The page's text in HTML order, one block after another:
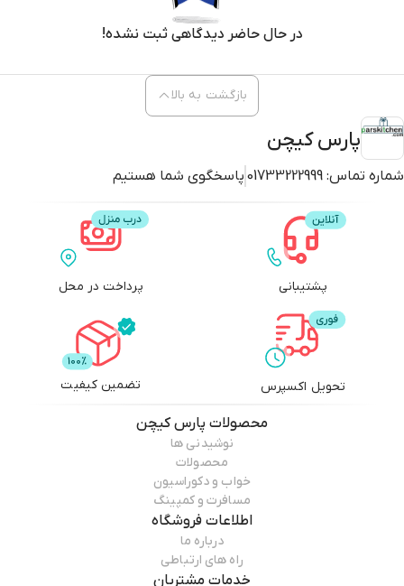
در حال حاضر دیدگاهی ثبت نشده!
پارس کیچن
شماره تماس: 01733222999 پاسخگوی شما هستیم
بازگشت به بالا
پشتیبانی پرداخت در محل
تحویل اکسپرس تضمین کیفیت
محصولات پارس کیچن
نوشیدنی ها
محصولات
خواب و دکوراسیون
مسافرت و کمپینگ
اطلاعات فروشگاه
درباره ما
راه های ارتباطی
خدمات مشتریان